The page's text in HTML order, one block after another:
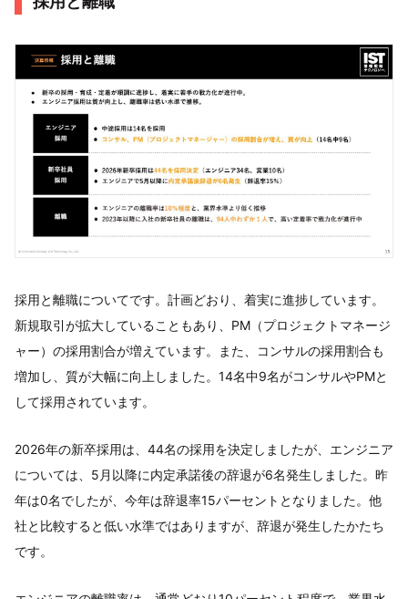
採用と離職についてです。計画どおり、着実に進捗しています。
新規取引が拡大していることもあり、PM（プロジェクトマネージ
ャー）の採用割合が増えています。また、コンサルの採用割合も
増加し、質が大幅に向上しました。14名中9名がコンサルやPMと
して採用されています。
2026年の新卒採用は、44名の採用を決定しましたが、エンジニア
については、5月以降に内定承諾後の辞退が6名発生しました。昨
年は0名でしたが、今年は辞退率15パーセントとなりました。他
社と比較すると低い水準ではありますが、辞退が発生したかたち
です。